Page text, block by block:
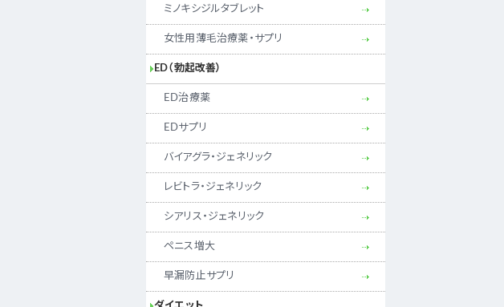
ミノキシジルタブレット
女性用薄毛治療薬・サプリ
ED（勃起改善）
ED治療薬
EDサプリ
バイアグラ・ジェネリック
レビトラ・ジェネリック
シアリス・ジェネリック
ペニス増大
早漏防止サプリ